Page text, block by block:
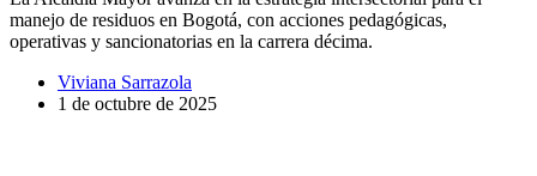
manejo de residuos en Bogotá, con acciones pedagógicas,
operativas y sancionatorias en la carrera décima.
Viviana Sarrazola
1 de octubre de 2025